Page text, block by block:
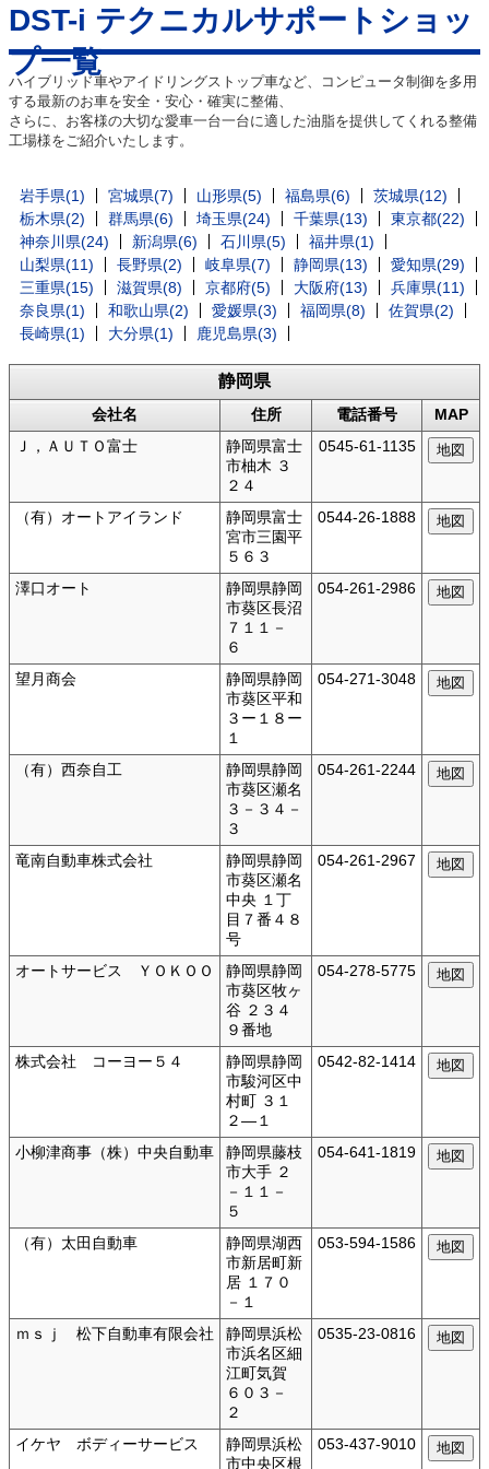
DST-i テクニカルサポートショッ
プ一覧
ハイブリッド車やアイドリングストップ車など、コンピュータ制御を多用
する最新のお車を安全・安心・確実に整備、
さらに、お客様の大切な愛車一台一台に適した油脂を提供してくれる整備
工場様をご紹介いたします。
岩手県(1) 宮城県(7) 山形県(5) 福島県(6)
茨城県(12)
栃木県(2)
群馬県(6) 埼玉県(24) 千葉県(13)
東京都(22)
神奈川県(24)
新潟県(6) 石川県(5)
福井県(1)
山梨県(11)
長野県(2) 岐阜県(7) 静岡県(13)
愛知県(29)
三重県(15)
滋賀県(8) 京都府(5) 大阪府(13)
兵庫県(11)
奈良県(1)
和歌山県(2) 愛媛県(3) 福岡県(8)
佐賀県(2)
長崎県(1)
大分県(1) 鹿児島県(3)
静岡県
会社名 住所 電話番号
MAP
Ｊ，ＡＵＴＯ富士
静岡県富士
市柚木 ３
２４
0545-61-1135
（有）オートアイランド
静岡県富士
宮市三園平
５６３
0544-26-1888
澤口オート
静岡県静岡
市葵区長沼
７１１－
６
054-261-2986
望月商会
静岡県静岡
市葵区平和
３ー１８ー
１
054-271-3048
（有）西奈自工
静岡県静岡
市葵区瀬名
３－３４－
３
054-261-2244
竜南自動車株式会社
静岡県静岡
市葵区瀬名
中央 １丁
目７番４８
号
054-261-2967
オートサービス ＹＯＫＯＯ
静岡県静岡
市葵区牧ヶ
谷 ２３４
９番地
054-278-5775
株式会社 コーヨー５４
静岡県静岡
市駿河区中
村町 ３１
２―１
0542-82-1414
小柳津商事（株）中央自動車
静岡県藤枝
市大手 ２
－１１－
５
054-641-1819
（有）太田自動車
静岡県湖西
市新居町新
居 １７０
－１
053-594-1586
ｍｓｊ 松下自動車有限会社
静岡県浜松
市浜名区細
江町気賀
６０３－
２
0535-23-0816
イケヤ ボディーサービス
静岡県浜松
市中央区根
053-437-9010